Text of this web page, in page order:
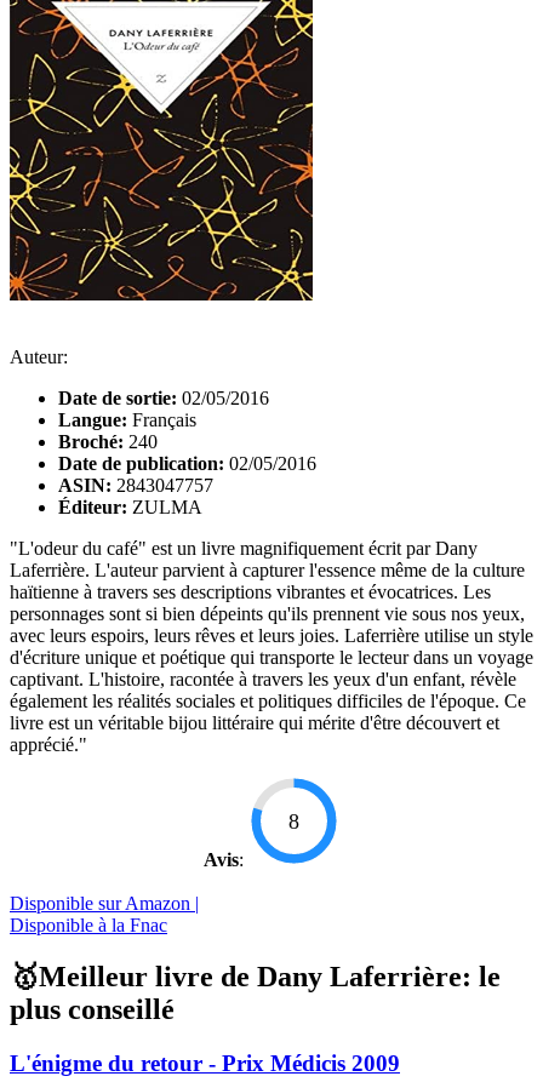
Auteur:
Date de sortie: 02/05/2016
Langue: Français
Broché: 240
Date de publication: 02/05/2016
ASIN: 2843047757
Éditeur: ZULMA
"L'odeur du café" est un livre magnifiquement écrit par Dany
Laferrière. L'auteur parvient à capturer l'essence même de la culture
haïtienne à travers ses descriptions vibrantes et évocatrices. Les
personnages sont si bien dépeints qu'ils prennent vie sous nos yeux,
avec leurs espoirs, leurs rêves et leurs joies. Laferrière utilise un style
d'écriture unique et poétique qui transporte le lecteur dans un voyage
captivant. L'histoire, racontée à travers les yeux d'un enfant, révèle
également les réalités sociales et politiques difficiles de l'époque. Ce
livre est un véritable bijou littéraire qui mérite d'être découvert et
apprécié."
Avis:
8
Disponible sur Amazon |
Disponible à la Fnac
🥇Meilleur livre de Dany Laferrière: le
plus conseillé
L'énigme du retour - Prix Médicis 2009